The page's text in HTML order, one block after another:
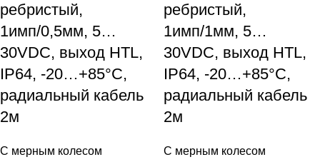
ребристый,
1имп/0,5мм, 5…
30VDC, выход HTL,
IP64, -20…+85°C,
радиальный кабель
2м
С мерным колесом
ребристый,
1имп/1мм, 5…
30VDC, выход HTL,
IP64, -20…+85°C,
радиальный кабель
2м
С мерным колесом